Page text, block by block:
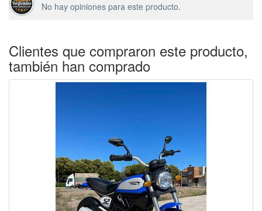
No hay opiniones para este producto.
Clientes que compraron este producto,
también han comprado